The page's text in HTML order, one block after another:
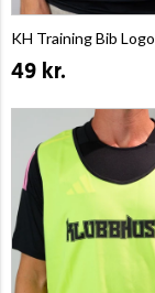
KH Training Bib Logo
49 kr.